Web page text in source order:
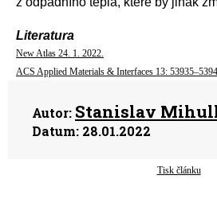
Literatura
New Atlas 24. 1. 2022.
ACS Applied Materials & Interfaces 13:
Autor: Stanislav
Datum: 28.01.2022
Tisk článku